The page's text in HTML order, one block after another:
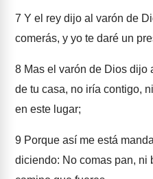
7 Y el rey dijo al varón de
comerás, y yo te daré un
8 Mas el varón de Dios dijo
de tu casa, no iría contigo,
en este lugar;
9 Porque así me está
diciendo: No comas pan, ni